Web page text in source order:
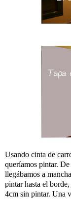
Usando cinta de
queríamos pintar.
llegábamos a
pintar hasta el
4cm sin pintar. Una